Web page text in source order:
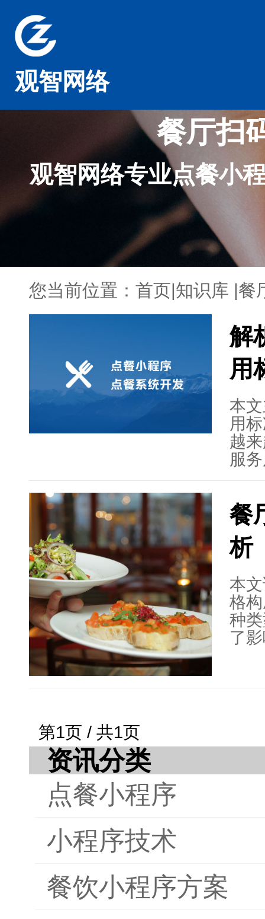
观智网络
餐厅扫
观智网络专业点餐小
您当前位置： 首页|知识库 |餐
解
用
本
用
越
服
用
商
求
客
餐
析
本
格
种
了
投
格
第1页 / 共1页
资讯分类
点餐小程序
小程序技术
餐饮小程序方案